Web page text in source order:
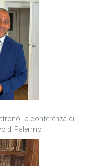
la conferenza di
di Palermo